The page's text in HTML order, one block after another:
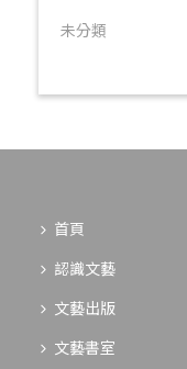
未分類
首頁
認識文藝
文藝出版
文藝書室